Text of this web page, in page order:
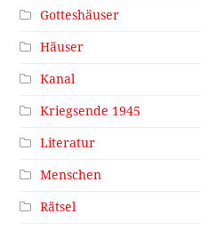
Gotteshäuser
Häuser
Kanal
Kriegsende 1945
Literatur
Menschen
Rätsel